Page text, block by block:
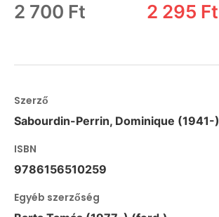
2 700 Ft 2 295 Ft
Szerző
Sabourdin-Perrin, Dominique (1941-)
ISBN
9786156510259
Egyéb szerzőség